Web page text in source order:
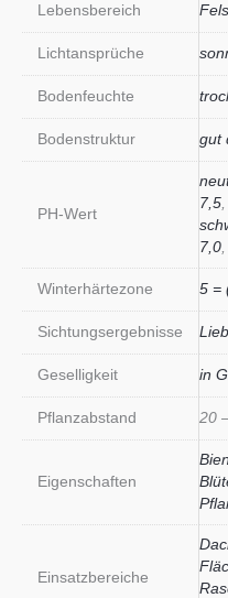
Lebensbereich
Lichtansprüche
Bodenfeuchte
Bodenstruktur gut
PH-Wert
7,5
7,0
Winterhärtezone 5 =
Sichtungsergebnisse
Geselligkeit in
Pflanzabstand 20
Eigenschaften
Einsatzbereiche